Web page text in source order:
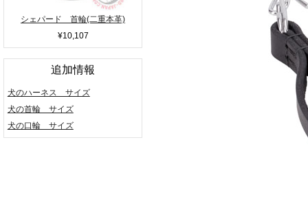
シェパード 首輪(二重本革)
¥10,107
追加情報
犬のハーネス サイズ
犬の首輪 サイズ
犬の口輪 サイズ